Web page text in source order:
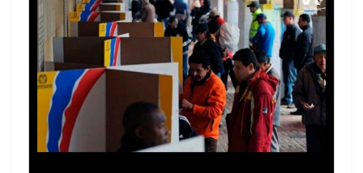
Estado en países como Malí, Níger o Burkina Faso.
El panorama continental africanotampoco es
halagüeño, con un grave conflicto en Sudán e
inestabilidad en muchos países.
En este contexto, y a pesar de tensiones internas
que incluyeron la detención del líder opositor,